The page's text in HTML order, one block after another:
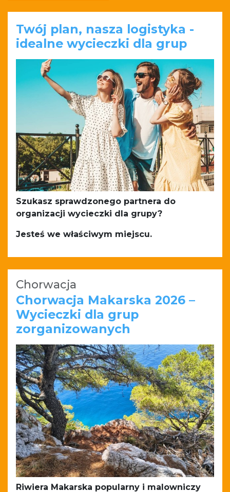
Twój plan, nasza logistyka -
idealne wycieczki dla grup
Szukasz sprawdzonego partnera do
organizacji wycieczki dla grupy?
Jesteś we właściwym miejscu.
Chorwacja
Chorwacja Makarska 2026 –
Wycieczki dla grup
zorganizowanych
Riwiera Makarska popularny i malowniczy